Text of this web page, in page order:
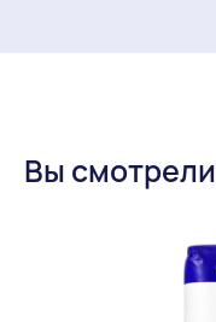
Вы смотрели